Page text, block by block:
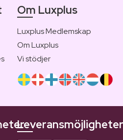
Om Luxplus
Luxplus Medlemskap
Om Luxplus
Vi stödjer
Leveransmöjligheter